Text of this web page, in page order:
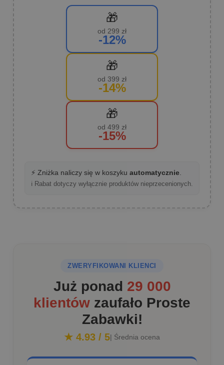
🎁
od 299 zł
-12%
🎁
od 399 zł
-14%
🎁
od 499 zł
-15%
⚡ Zniżka naliczy się w koszyku automatycznie.
ℹ️ Rabat dotyczy wyłącznie produktów nieprzecenionych.
ZWERYFIKOWANI KLIENCI
Już ponad 29 000
klientów zaufało Proste
Zabawki!
★ 4.93 / 5| Średnia ocena